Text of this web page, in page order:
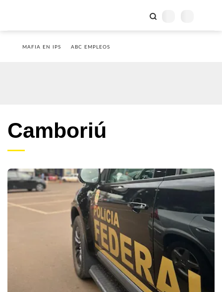
MAFIA EN IPS ABC EMPLEOS
Camboriú